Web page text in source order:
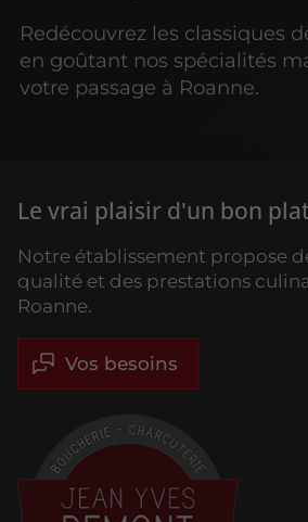
Redécouvrez les classiques
en goûtant nos spécialités
votre passage à Roanne.
Le vrai plaisir d'un bon
Notre établissement propose
qualité et des prestations
Roanne.
Vos besoins